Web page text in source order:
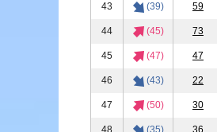
43 (39) 59
44 (45) 73
45 (47) 47
46 (43) 22
47 (50) 30
48